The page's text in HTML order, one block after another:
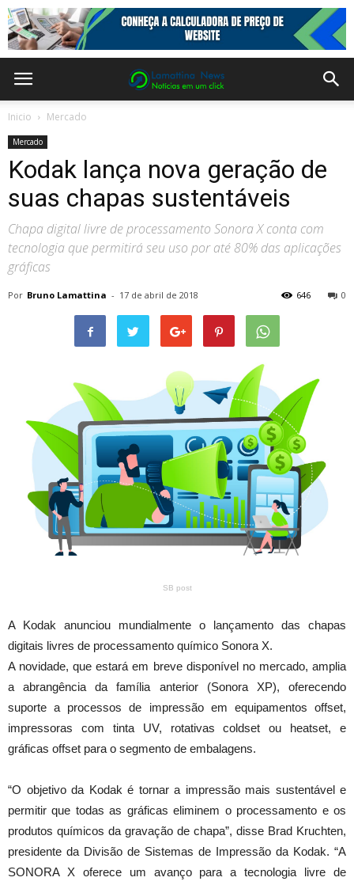
Inicio Mercado
Mercado
Kodak lança nova geração de
suas chapas sustentáveis
Chapa digital livre de processamento Sonora X conta com
tecnologia que permitirá seu uso por até 80% das aplicações
gráficas
Por Bruno Lamattina - 17 de abril de 2018 0
646
SB post
A Kodak anunciou mundialmente o lançamento das chapas
digitais livres de processamento químico Sonora X.
A novidade, que estará em breve disponível no mercado, amplia
a abrangência da família anterior (Sonora XP), oferecendo
suporte a processos de impressão em equipamentos offset,
impressoras com tinta UV, rotativas coldset ou heatset, e
gráficas offset para o segmento de embalagens.
“O objetivo da Kodak é tornar a impressão mais sustentável e
permitir que todas as gráficas eliminem o processamento e os
produtos químicos da gravação de chapa”, disse Brad Kruchten,
presidente da Divisão de Sistemas de Impressão da Kodak. “A
SONORA X oferece um avanço para a tecnologia livre de